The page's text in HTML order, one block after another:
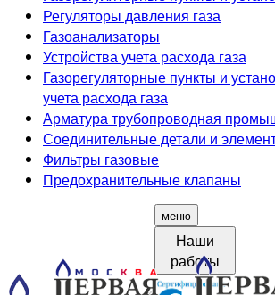
Регуляторы давления газа
Газоанализаторы
Устройства учета расхода газа
Газорегуляторные пункты и
учета расхода газа
Арматура трубопроводная
Соединительные детали и
Фильтры газовые
Предохранительные клапаны
меню
Наши
работы